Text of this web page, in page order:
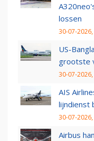
lossen
30-07-
US-
grootste
30-07-2026,
AIS
lijndienst
30-07-
Airbus